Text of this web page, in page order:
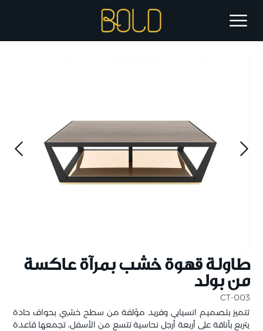
طاولة قهوة خشب بمرآة عاكسة
من بولد
CT-003
تتميز بتصميم انسيابي وفريد مؤلفة من سطح خشبي بحواف حادة
يتربع بأناقة على أربعة أرجل نحاسية تتسع من الأسفل، تجمعها قاعدة